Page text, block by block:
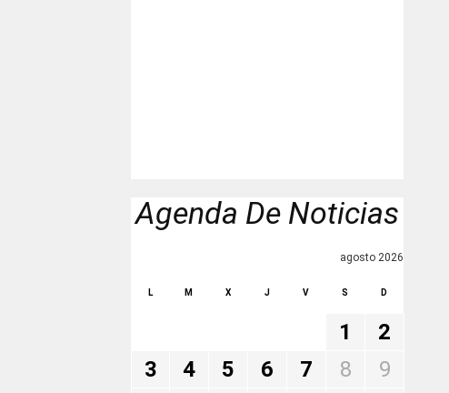
Agenda De Noticias
agosto 2026
L M X J V S D
1
2
3
4 5 6 7 8
9